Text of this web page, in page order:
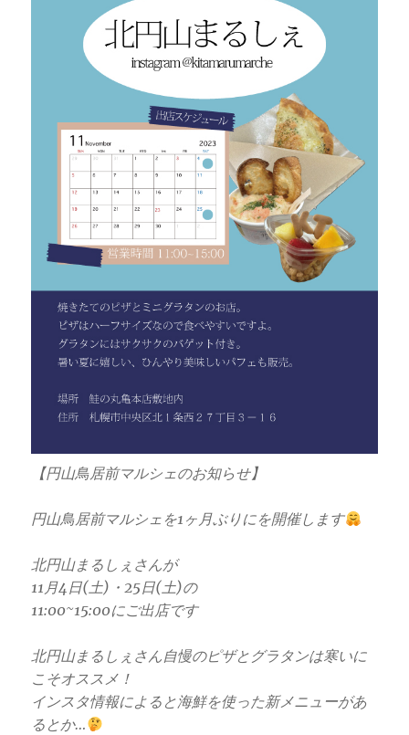
【円山鳥居前マルシェのお知らせ】
円山鳥居前マルシェを1ヶ月ぶりにを開催します
北円山まるしぇさんが
11月4日(土)・25日(土)の
11:00~15:00にご出店です
北円山まるしぇさん自慢のピザとグラタンは寒いに
こそオススメ！
インスタ情報によると海鮮を使った新メニューがあ
るとか…